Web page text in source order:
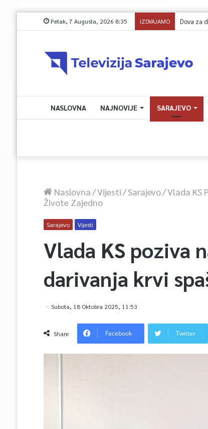
Petak, 7 Augusta, 2026 8:35 IZDVAJAMO
NASLOVNA NAJNOVIJE SARAJEVO
Naslovna/Vijesti/Sarajevo/Vlada KS
Živote Zajedno
Sarajevo Vijesti
Vlada KS poziva
darivanja krvi
Subota, 18 Oktobra 2025, 11:53
Share Facebook Twitter